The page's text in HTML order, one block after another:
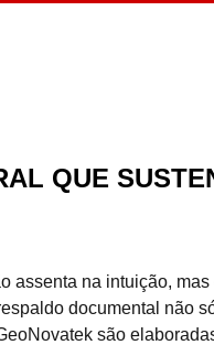
QUE
assenta na intuição,
documental não
são